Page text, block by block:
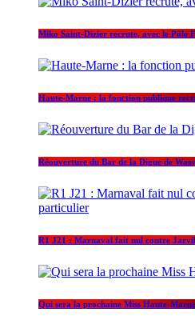
Miko Saint-Dizier recrute, avec le Pôle
Haute-Marne : la fonction publique
Réouverture du Bar de la Digue de
R1 J21 : Marnaval fait nul contre
Qui sera la prochaine Miss Haute-